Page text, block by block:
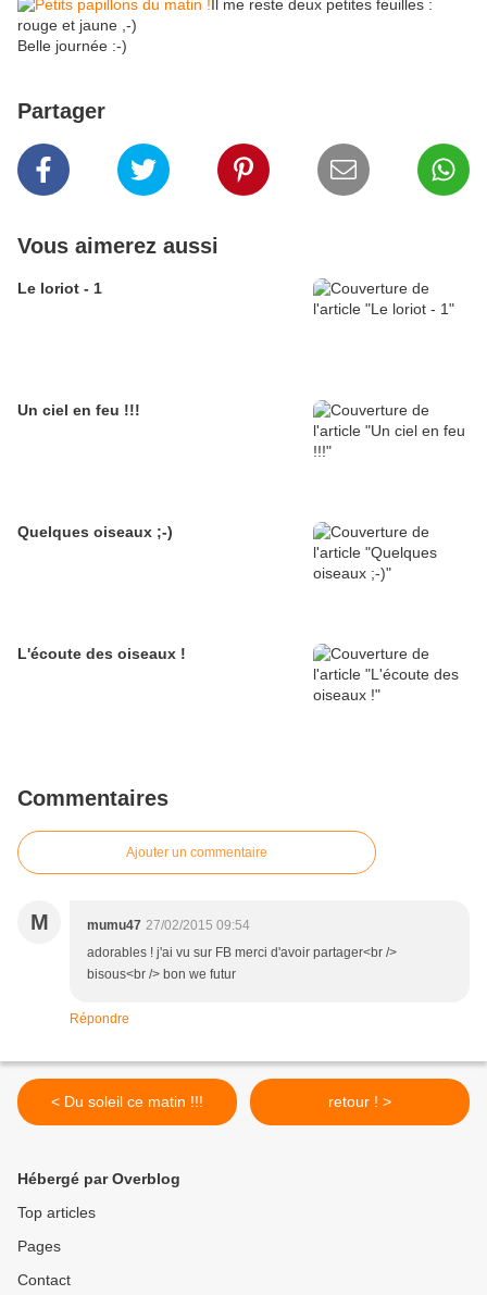
Il me reste deux petites feuilles :
rouge et jaune ,-)
Belle journée :-)
Partager
Vous aimerez aussi
Le loriot - 1
Un ciel en feu !!!
Quelques oiseaux ;-)
L'écoute des oiseaux !
Commentaires
Ajouter un commentaire
M mumu47 27/02/2015 09:54
adorables ! j'ai vu sur FB merci d'avoir partager<br />
bisous<br /> bon we futur
Répondre
< Du soleil ce matin !!! retour ! >
Hébergé par Overblog
Top articles
Pages
Contact